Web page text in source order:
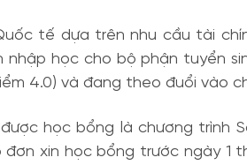
tế dựa trên nhu cầu tài
học cho bộ phận tuyển
4.0) và đang theo đuổi vào
học bổng là chương trình
đơn xin học bổng trước ngày